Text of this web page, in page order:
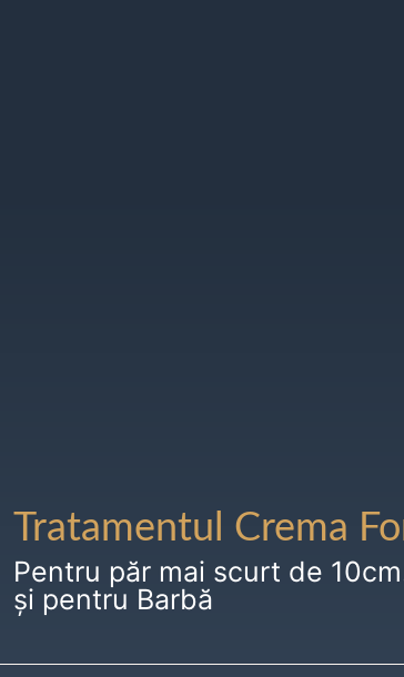
Tratamentul Crema
Pentru păr mai scurt de
și pentru Barbă